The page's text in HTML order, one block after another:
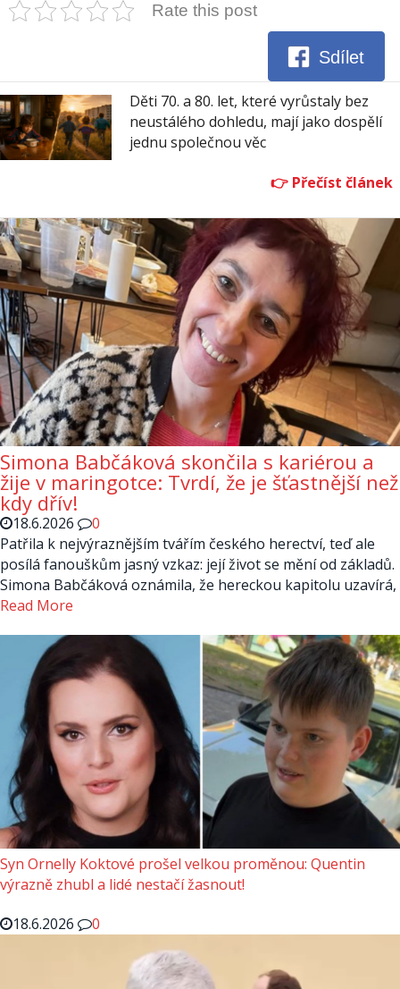
Rate this post
Sdílet
Děti 70. a 80. let, které vyrůstaly bez
neustálého dohledu, mají jako dospělí
jednu společnou věc
Simona Babčáková skončila s kariérou a
žije v maringotce: Tvrdí, že je šťastnější než
kdy dřív!
18.6.2026
0
Patřila k nejvýraznějším tvářím českého herectví, teď ale
posílá fanouškům jasný vzkaz: její život se mění od základů.
Simona Babčáková oznámila, že hereckou kapitolu uzavírá,
Read More
Syn Ornelly Koktové prošel velkou proměnou: Quentin
výrazně zhubl a lidé nestačí žasnout!
18.6.2026
0